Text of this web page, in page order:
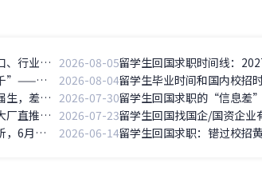
海归求职“三大错配”：专业不对口、行业太窄、城市太卷 2026-08-05
“留学花费几百万，工作月薪五六千”——留学还是不是一笔“值”的投资？
2026-08-04
留学生毕业回国求职起薪与国内应届生，差距有多大？ 2026-07-30
留学生回国求职通道开启：Uoffer大厂直推资源覆盖主流行业 2026-07-23留学生回国找国企/国资企业
留学生回国求职：黄金时间表全解析，6月起步真的晚了吗？
2026-06-14